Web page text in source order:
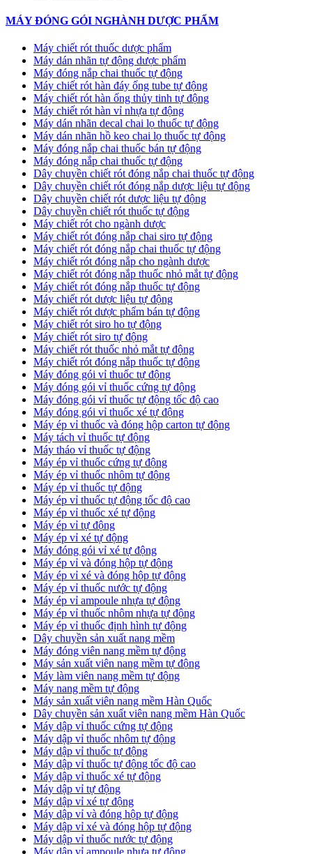
MÁY ĐÓNG GÓI NGHÀNH DƯỢC PHẨM
Máy chiết rót thuốc dược phẩm
Máy dán nhãn tự động dược phẩm
Máy đóng nắp chai thuốc tự động
Máy chiết rót hàn đáy ống tube tự động
Máy chiết rót hàn ống thủy tinh tự động
Máy chiết rót hàn vỉ nhựa tự động
​Máy dán nhãn decal chai lọ thuốc tự động
Máy dán nhãn hồ keo chai lọ thuốc tự động
Máy đóng nắp chai thuốc bán tự động
Máy đóng nắp chai thuốc tự động
Dây chuyền chiết rót đóng nắp chai thuốc tự động
​Dây chuyền chiết rót đóng nắp dược liệu tự động
Dây chuyền chiết rót dược liệu tự động
​Dây chuyền chiết rót thuốc tự động
Máy chiết rót cho ngành dược
​Máy chiết rót đóng nắp chai siro tự động
​Máy chiết rót đóng nắp chai thuốc tự động
​Máy chiết rót đóng nắp cho ngành dược
​Máy chiết rót đóng nắp thuốc nhỏ mắt tự động
​Máy chiết rót đóng nắp thuốc tự động
​Máy chiết rót dược liệu tự động
Máy chiết rót dược phẩm bán tự động
​Máy chiết rót siro ho tự động
​Máy chiết rót siro tự động
​Máy chiết rót thuốc nhỏ mắt tự động
​Máy chiết rót đóng nắp thuốc tự động
​Máy đóng gói vỉ thuốc tự động
Máy đóng gói vỉ thuốc cứng tự động
Máy đóng gói vỉ thuốc tự động tốc độ cao
Máy đóng gói vỉ thuốc xé tự động
​Máy ép vỉ thuốc và đóng hộp carton tự động
​Máy tách vỉ thuốc tự động
​Máy tháo vỉ thuốc tự động
​Máy ép vỉ thuốc cứng tự động
Máy ép vỉ thuốc nhôm tự động
Máy ép vỉ thuốc tự động​
​Máy ép vỉ thuốc tự động tốc độ cao
​Máy ép vỉ thuốc xé tự động
​Máy ép vỉ tự động
​Máy ép vỉ xé tự động
​Máy đóng gói vỉ xé tự động
​Máy ép vỉ và đóng hộp tự động
​Máy ép vỉ xé và đóng hộp tự động
​Máy ép vỉ thuốc nước tự động
​Máy ép vỉ ampoule nhựa tự động
Máy ép vỉ thuốc nhôm nhựa tự động
​Máy ép vỉ thuốc định hình tự động
​Dây chuyền sản xuất nang mềm
Máy đóng viên nang mềm tự động
​Máy sản xuất viên nang mềm tự động
Máy làm viên nang mềm tự động
Máy nang mềm tự động
​Máy sản xuất viên nang mềm Hàn Quốc
​Dây chuyền sản xuất viên nang mềm Hàn Quốc
Máy dập vỉ thuốc cứng tự động
Máy dập vỉ thuốc nhôm tự động
Máy dập vỉ thuốc tự động​
​Máy dập vỉ thuốc tự động tốc độ cao
Máy dập vỉ thuốc xé tự động
​Máy dập vỉ tự động
​Máy dập vỉ xé tự động
​Máy dập vỉ và đóng hộp tự động
​Máy dập vỉ xé và đóng hộp tự động
​Máy dập vỉ thuốc nước tự động